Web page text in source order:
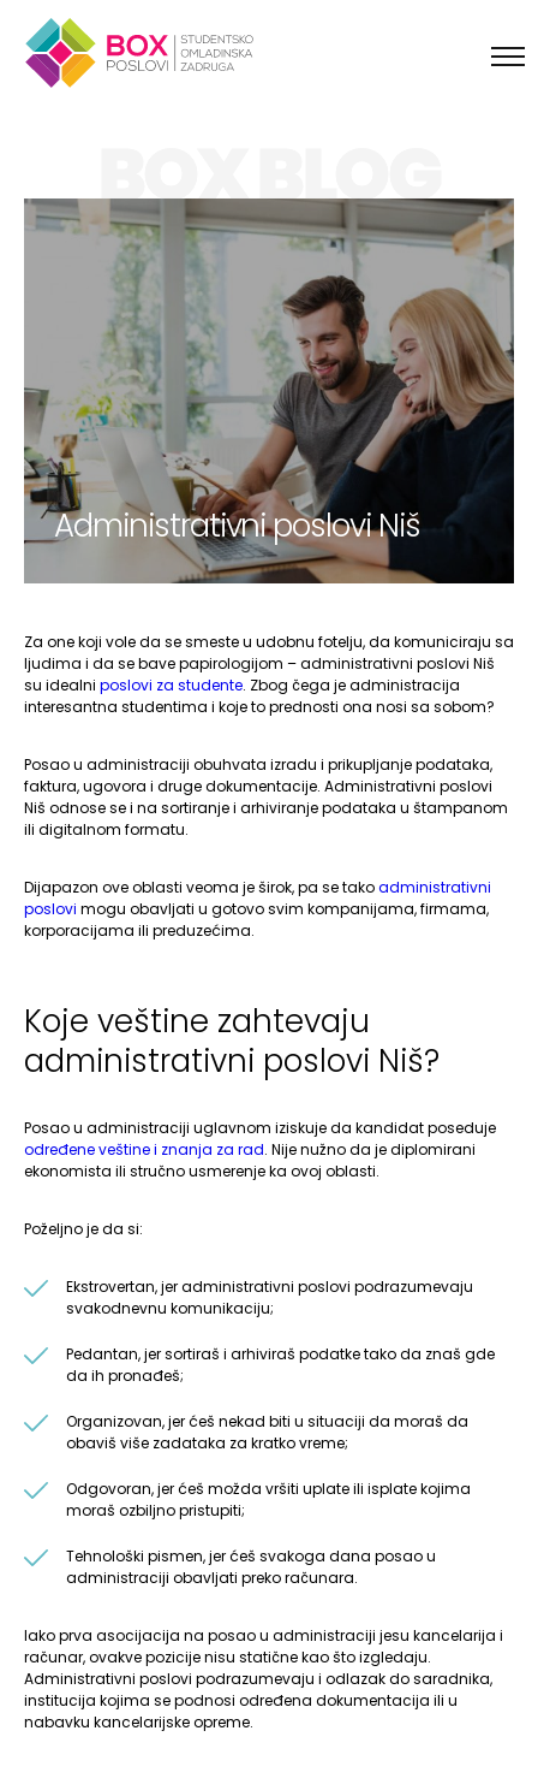
BOX BLOG
Administrativni poslovi Niš
Za one koji vole da se smeste u udobnu fotelju, da komuniciraju sa
ljudima i da se bave papirologijom – administrativni poslovi Niš
su idealni poslovi za studente. Zbog čega je administracija
interesantna studentima i koje to prednosti ona nosi sa sobom?
Posao u administraciji obuhvata izradu i prikupljanje podataka,
faktura, ugovora i druge dokumentacije. Administrativni poslovi
Niš odnose se i na sortiranje i arhiviranje podataka u štampanom
ili digitalnom formatu.
Dijapazon ove oblasti veoma je širok, pa se takoadministrativni
poslovi mogu obavljati u gotovo svim kompanijama, firmama,
korporacijama ili preduzećima.
Koje veštine zahtevaju
administrativni poslovi Niš?
Posao u administraciji uglavnom iziskuje da kandidat poseduje
određene veštine i znanja za rad. Nije nužno da je diplomirani
ekonomista ili stručno usmerenje ka ovoj oblasti.
Poželjno je da si:
Ekstrovertan, jer administrativni poslovi podrazumevaju
svakodnevnu komunikaciju;
Pedantan, jer sortiraš i arhiviraš podatke tako da znaš gde
da ih pronađeš;
Organizovan, jer ćeš nekad biti u situaciji da moraš da
obaviš više zadataka za kratko vreme;
Odgovoran, jer ćeš možda vršiti uplate ili isplate kojima
moraš ozbiljno pristupiti;
Tehnološki pismen, jer ćeš svakoga dana posao u
administraciji obavljati preko računara.
Iako prva asocijacija na posao u administraciji jesu kancelarija i
računar, ovakve pozicije nisu statične kao što izgledaju.
Administrativni poslovi podrazumevaju i odlazak do saradnika,
institucija kojima se podnosi određena dokumentacija ili u
nabavku kancelarijske opreme.